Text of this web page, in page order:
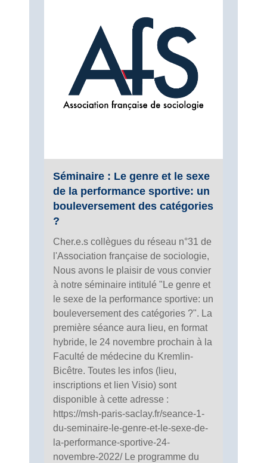
Séminaire : Le genre et le sexe
de la performance sportive: un
bouleversement des catégories
?
Cher.e.s collègues du réseau n°31 de
l'Association française de sociologie,
Nous avons le plaisir de vous convier
à notre séminaire intitulé "Le genre et
le sexe de la performance sportive: un
bouleversement des catégories ?". La
première séance aura lieu, en format
hybride, le 24 novembre prochain à la
Faculté de médecine du Kremlin-
Bicêtre. Toutes les infos (lieu,
inscriptions et lien Visio) sont
disponible à cette adresse :
https://msh-paris-saclay.fr/seance-1-
du-seminaire-le-genre-et-le-sexe-de-
la-performance-sportive-24-
novembre-2022/ Le programme du